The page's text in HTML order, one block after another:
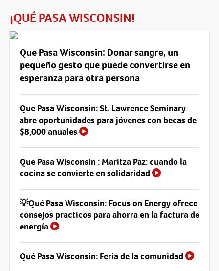
¡QUÉ PASA WISCONSIN!
Que Pasa Wisconsin: Donar sangre, un
pequeño gesto que puede convertirse en
esperanza para otra persona
Que Pasa Wisconsin: St. Lawrence Seminary
abre oportunidades para jóvenes con becas de
$8,000 anuales
Que Pasa Wisconsin : Maritza Paz: cuando la
cocina se convierte en solidaridad
💡Qué Pasa Wisconsin: Focus on Energy ofrece
consejos practicos para ahorra en la factura de
energía
Qué Pasa Wisconsin: Feria de la comunidad